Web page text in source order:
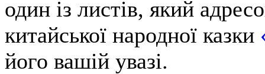
один із листів, який
китайської народної казки
його вашій увазі.